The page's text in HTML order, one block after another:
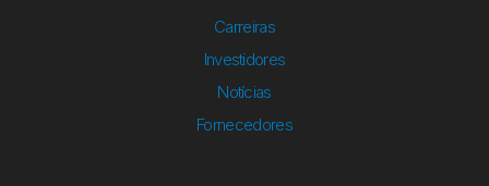
Carreiras
Investidores
Notícias
Fornecedores